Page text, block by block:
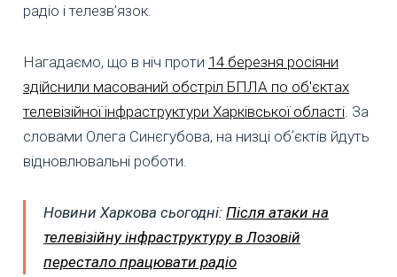
радіо і телезв’язок.
Нагадаємо, що в ніч проти 14 березня росіяни
здійснили масований обстріл БПЛА по об'єктах
телевізійної інфраструктури Харківської області . За
словами Олега Синєгубова, на низці обʼєктів йдуть
відновлювальні роботи.
Новини Харкова сьогодні: Після атаки на
телевізійну інфраструктуру в Лозовій
перестало працювати радіо